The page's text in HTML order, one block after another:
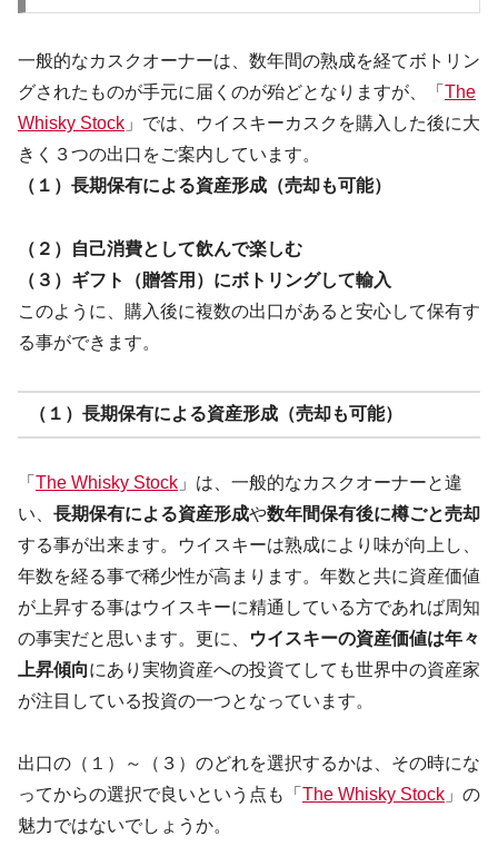
一般的なカスクオーナーは、数年間の熟成を経てボトリン
グされたものが手元に届くのが殆どとなりますが、「 The
Whisky Stock 」では、ウイスキーカスクを購入した後に大
きく３つの出口をご案内しています。
（１）長期保有による資産形成（売却も可能）
（２）自己消費として飲んで楽しむ
（３）ギフト（贈答用）にボトリングして輸入
このように、購入後に複数の出口があると安心して保有す
る事ができます。
（１）長期保有による資産形成（売却も可能）
「 The Whisky Stock 」は、一般的なカスクオーナーと違
い、 長期保有による資産形成や数年間保有後に樽ごと売却
する事が出来ます。ウイスキーは熟成により味が向上し、
年数を経る事で稀少性が高まります。年数と共に資産価値
が上昇する事はウイスキーに精通している方であれば周知
の事実だと思います。更に、
ウイスキーの資産価値は年々
上昇傾向にあり実物資産への投資てしても世界中の資産家
が注目している投資の一つとなっています。
出口の（１）～（３）のどれを選択するかは、その時にな
ってからの選択で良いという点も「 The Whisky Stock 」の
魅力ではないでしょうか。